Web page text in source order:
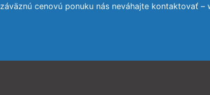
cenovú ponuku nás neváhajte kontaktovať –